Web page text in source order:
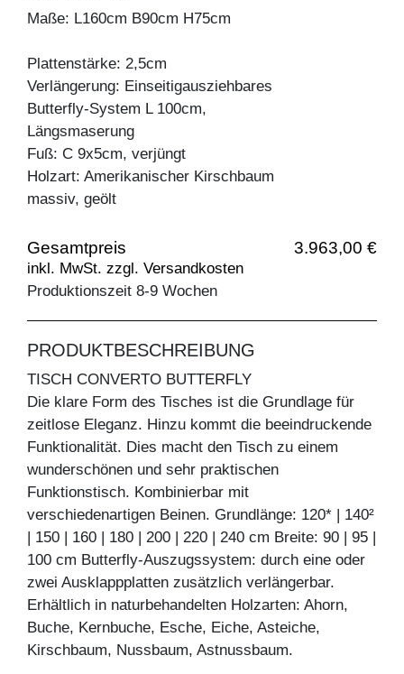
Maße: L160cm B90cm H75cm
Plattenstärke: 2,5cm
Verlängerung: Einseitigausziehbares
Butterfly-System L 100cm,
Längsmaserung
Fuß: C 9x5cm, verjüngt
Holzart: Amerikanischer Kirschbaum
massiv, geölt
Gesamtpreis 3.963,00 €
inkl. MwSt. zzgl. Versandkosten
Produktionszeit 8-9 Wochen
PRODUKTBESCHREIBUNG
TISCH CONVERTO BUTTERFLY
Die klare Form des Tisches ist die Grundlage für
zeitlose Eleganz. Hinzu kommt die beeindruckende
Funktionalität. Dies macht den Tisch zu einem
wunderschönen und sehr praktischen
Funktionstisch. Kombinierbar mit
verschiedenartigen Beinen. Grundlänge: 120* | 140²
| 150 | 160 | 180 | 200 | 220 | 240 cm Breite: 90 | 95 |
100 cm Butterfly-Auszugssystem: durch eine oder
zwei Ausklappplatten zusätzlich verlängerbar.
Erhältlich in naturbehandelten Holzarten: Ahorn,
Buche, Kernbuche, Esche, Eiche, Asteiche,
Kirschbaum, Nussbaum, Astnussbaum.